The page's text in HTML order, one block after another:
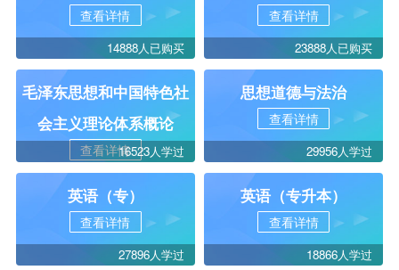
查看详情
14888人已购买
查看详情
23888人已购买
毛泽东思想和中国特色社
会主义理论体系概论
查看详情16523人学过
思想道德与法治
查看详情
29956人学过
英语（专）
查看详情
27896人学过
英语（专升本）
查看详情
18866人学过